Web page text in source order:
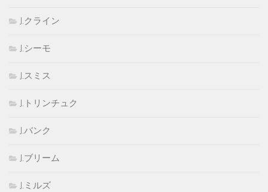
J.クライン
J.シーモ
J.スミス
J.トリンチュク
J.バンク
J.ブリーム
J.ミルズ